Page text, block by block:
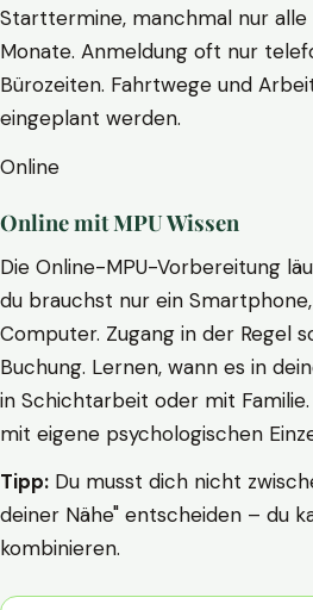
Starttermine, manchmal nur
Monate. Anmeldung oft nur
Bürozeiten. Fahrtwege und
eingeplant werden.
Online
Online mit MPU Wissen
Die Online-MPU-Vorbereitung
du brauchst nur ein
Computer. Zugang in der Regel
Buchung. Lernen, wann es in
in Schichtarbeit oder mit
mit eigene psychologischen
Tipp: Du musst dich nicht
deiner Nähe" entscheiden – du
kombinieren.